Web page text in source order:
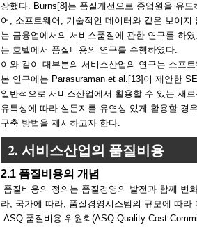
장했다. Burns[8]는 품질개선으로 종업원을 유
어, 소프트웨어, 기술적인 데이터와 같은 보이
는 금융업에서의 서비스품질에 관한 연구를 하
는 호텔에서 품질비용의 연구를 수행하였다.
이와 같이 대부분의 서비스산업의 연구는 소프
본 연구에는 Parasuraman et al.[13]이 제안한
일반적으로 서비스산업에서 활용할 수 있는 새
유특성에 따라 설문지를 유연성 있게 활용할 경
구축 방법을 제시하고자 한다.
2. 서비스산업의 품질비용
2.1 품질비용의 개념
품질비용의 정의는 품질경영의 발전과 함께 변
라, 국가에 따라, 품질경영시스템의 규모에 따라
ASQ 품질비용 위원회(ASQ Quality Cost